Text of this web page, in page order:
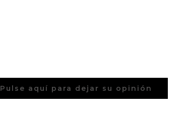
Pulse aquí para dejar su opinión